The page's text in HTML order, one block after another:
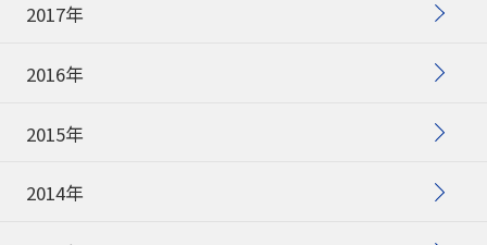
2017年
2016年
2015年
2014年